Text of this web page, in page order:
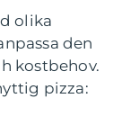
olika
den
kostbehov.
pizza: